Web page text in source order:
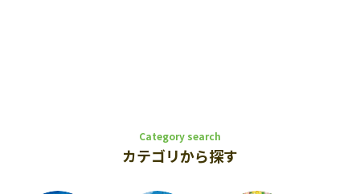
Category search
カテゴリから探す